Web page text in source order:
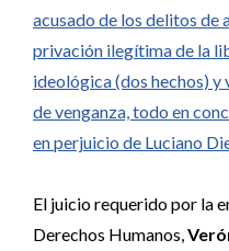
acusado de los delitos de
privación ilegítima de la
ideológica (dos hechos) y
de venganza, todo en
en perjuicio de Luciano
El juicio requerido por la
Derechos Humanos,